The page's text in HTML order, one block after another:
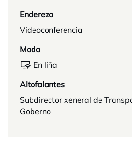
Enderezo
Videoconferencia
Modo
En liña
Altofalantes
Subdirector xeneral de
Goberno